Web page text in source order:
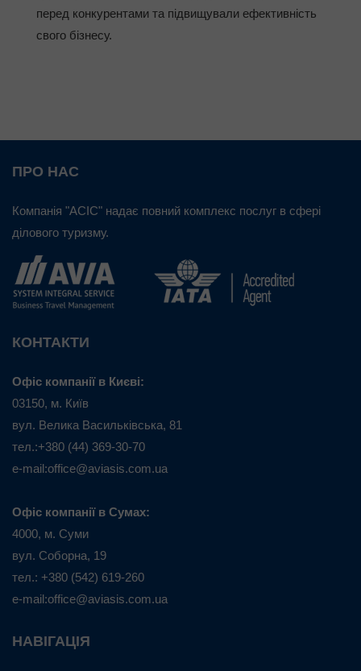
перед конкурентами та підвищували ефективність
свого бізнесу.
ПРО НАС
Компанія "АСІС" надає повний комплекс послуг в сфері
ділового туризму.
КОНТАКТИ
Офіс компанії в Києві:
03150, м. Київ
вул. Велика Васильківська, 81
тел.:+380 (44) 369-30-70
e-mail:office@aviasis.com.ua
Офіс компанії в Сумах:
4000, м. Суми
вул. Соборна, 19
тел.: +380 (542) 619-260
e-mail:office@aviasis.com.ua
НАВІГАЦІЯ